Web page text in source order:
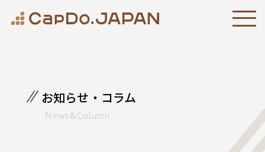
お知らせ・コラム
News&Column